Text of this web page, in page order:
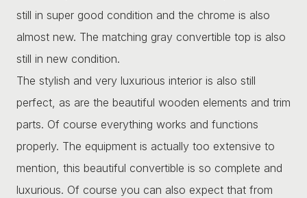
still in super good condition and the chrome is also
almost new. The matching gray convertible top is also
still in new condition.
The stylish and very luxurious interior is also still
perfect, as are the beautiful wooden elements and trim
parts. Of course everything works and functions
properly. The equipment is actually too extensive to
mention, this beautiful convertible is so complete and
luxurious. Of course you can also expect that from